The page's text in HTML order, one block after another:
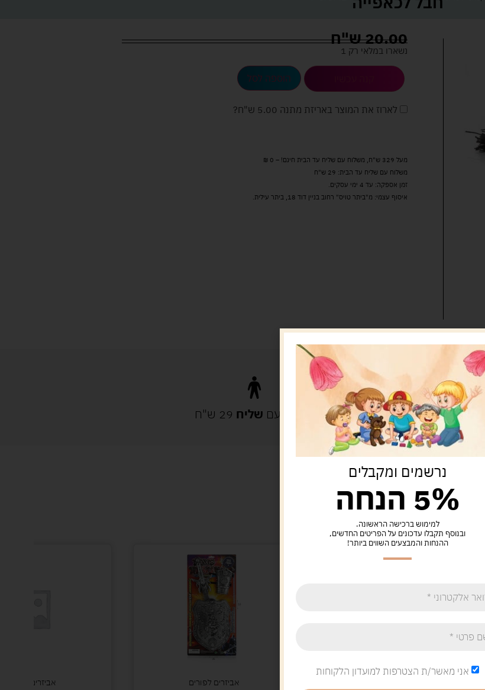
20.00ש"ח
נשארו במלאי רק 1
הוספה לסל
לארוז את המוצר באריזת מתנה 5.00 ש"ח ?
מעל 329 ש"ח, משלוח עם שליח עד הבית חינם! – 0 ₪
משלוח עם שליח עד הבית: 29 ש"ח
זמן אספקה: עד 4 ימי עסקים.
איסוף עצמי: מ"ביתר טויס" רחוב בניין דוד 18, ביתר עילית.
משלוח עם שליח 29 ש"ח
מוצרים קשורים
אביזרים לפורים אביזרים לפורים
נרשמים ומקבלים
5% הנחה
למימוש ברכישה הראשונה.
ובנוסף תקבלו עדכונים על הפריטים החדשים,
ההנחות והמבצעים השווים ביותר!
אני מאשר/ת הצטרפות למועדון הלקוחות